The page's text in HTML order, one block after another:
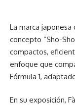
La marca
concepto “Sho-
compactos,
enfoque que
Fórmula 1,
En su exposición,